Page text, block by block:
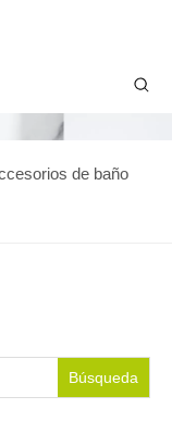
de baño
Búsqueda